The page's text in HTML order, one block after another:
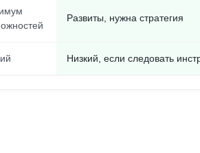
Развиты, нужна стратегия
Низкий, если следовать